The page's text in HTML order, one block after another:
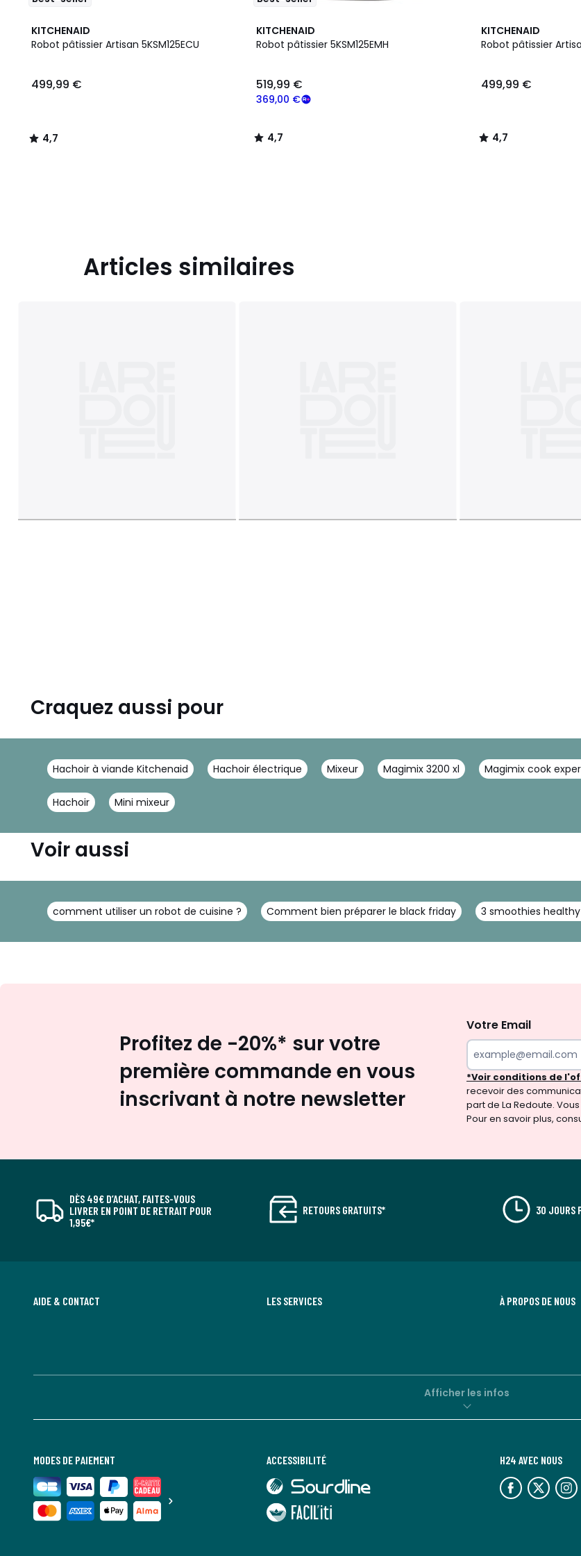
KITCHENAID
Robot pâtissier Artisan 5KSM125ECU
€.
499,99 €
4,7
/ 5
4,7
/
KITCHENAID
Robot pâtissier 5KSM125EMH
369,00 €
519,99 €
4,7
/ 5
4,7
/
KITCHENAID
Robot pâtissier
499,99 €
4,7
/ 5
4,7
/
Articles similaires
Craquez aussi pour
Hachoir à viande Kitchenaid Hachoir électrique Mixeur Magimix 3200 xl Magimix cook
Hachoir Mini mixeur
Voir aussi
comment utiliser un robot de cuisine ? Comment bien préparer le black friday 3 smoothies
Profitez de -20%* sur votre
première commande en vous
inscrivant à notre newsletter
Votre Email
*Voir conditions de
recevoir des
part de La Redoute.
Pour en savoir plus,
DÈS 49€ D’ACHAT, FAITES-VOUS
LIVRER EN POINT DE RETRAIT POUR
1,95€*
RETOURS GRATUITS* 30 JOURS
AIDE & CONTACT LES SERVICES À PROPOS DE NOUS
Afficher les infos
MODES DE PAIEMENT ACCESSIBILITÉ
lien
vers
Sourdline
lien
H24 AVEC NOUS
lien
vers
lien
vers
lien
vers